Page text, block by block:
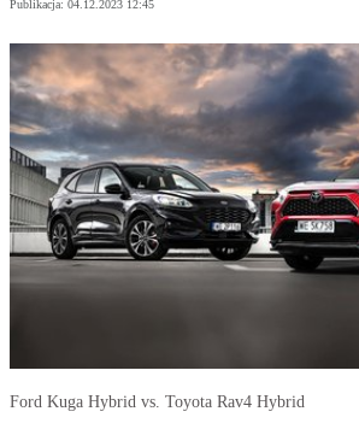
Publikacja: 04.12.2023 12:45
Ford Kuga Hybrid vs. Toyota Rav4 Hybrid